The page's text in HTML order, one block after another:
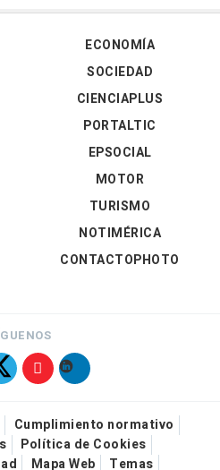
ECONOMÍA
SOCIEDAD
CIENCIAPLUS
PORTALTIC
EPSOCIAL
MOTOR
TURISMO
NOTIMÉRICA
CONTACTOPHOTO
Cumplimiento normativo
Política de Cookies
Mapa Web Temas